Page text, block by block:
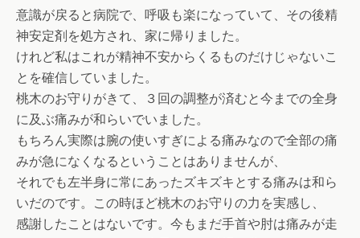
意識が戻ると病院で、呼吸も楽になっていて、その後精
神安定剤を処方され、家に帰りました。
けれど私はこれが精神不安からくるものだけじゃないこ
とを確信していました。
桃木のお守りがきて、３回の調整が済むと今までの全身
に及ぶ痛みが和らいでいました。
もちろん実際は腕の使いすぎによる痛みなので全部の痛
みが急になくなるということはありませんが、
それでも左半身に常にあったズキズキとする痛みは和ら
いだのです。この時ほど桃木のお守りの力を実感し、
感謝したことはないです。今もまだ手首や肘は痛みが走